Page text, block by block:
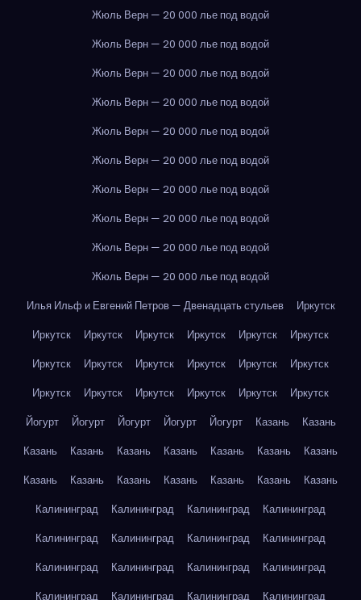
Жюль Верн — 20 000 лье под водой
Жюль Верн — 20 000 лье под водой
Жюль Верн — 20 000 лье под водой
Жюль Верн — 20 000 лье под водой
Жюль Верн — 20 000 лье под водой
Жюль Верн — 20 000 лье под водой
Жюль Верн — 20 000 лье под водой
Жюль Верн — 20 000 лье под водой
Жюль Верн — 20 000 лье под водой
Жюль Верн — 20 000 лье под водой
Илья Ильф и Евгений Петров — Двенадцать стульев
Иркутск
Иркутск
Иркутск Иркутск Иркутск Иркутск
Иркутск
Иркутск
Иркутск Иркутск Иркутск Иркутск
Иркутск
Иркутск
Иркутск Иркутск Иркутск Иркутск
Иркутск
Йогурт
Йогурт Йогурт Йогурт Йогурт Казань
Казань
Казань
Казань Казань Казань Казань Казань
Казань
Казань
Казань Казань Казань Казань Казань
Казань
Калининград
Калининград Калининград
Калининград
Калининград
Калининград Калининград
Калининград
Калининград
Калининград Калининград
Калининград
Калининград
Калининград Калининград
Калининград